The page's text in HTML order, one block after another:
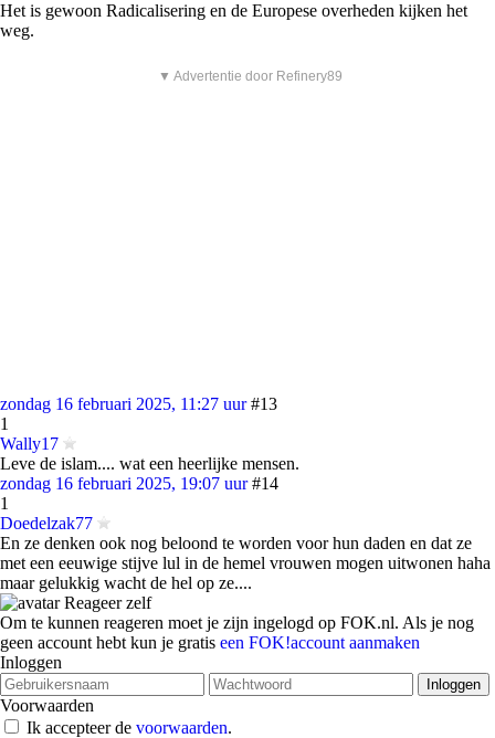
Het is gewoon Radicalisering en de Europese overheden kijken het
weg.
▼ Advertentie door Refinery89
zondag 16 februari 2025, 11:27 uur #13
1
Wally17
Leve de islam.... wat een heerlijke mensen.
zondag 16 februari 2025, 19:07 uur #14
1
Doedelzak77
En ze denken ook nog beloond te worden voor hun daden en dat ze
met een eeuwige stijve lul in de hemel vrouwen mogen uitwonen haha
maar gelukkig wacht de hel op ze....
Reageer zelf
Om te kunnen reageren moet je zijn ingelogd op FOK.nl. Als je nog
geen account hebt kun je gratis een FOK!account aanmaken
Inloggen
Voorwaarden
Ik accepteer de voorwaarden.